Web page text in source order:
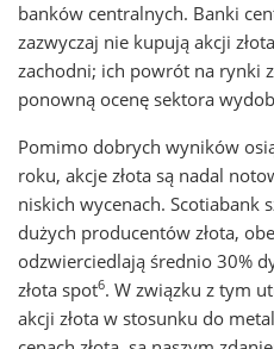
banków centralnych. Banki
zazwyczaj nie kupują akcji
zachodni; ich powrót na rynki
ponowną ocenę sektora
Pomimo dobrych wyników
roku, akcje złota są nadal
niskich wycenach. Scotiabank
dużych producentów złota,
odzwierciedlają średnio 30%
złota spot6. W związku z tym
akcji złota w stosunku do